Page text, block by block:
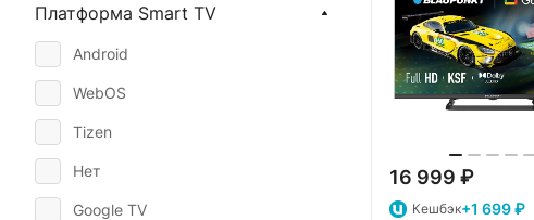
16 999 ₽
Кешбэк+1 699 ₽
Платформа Smart TV
Android
WebOS
Tizen
Нет
Google TV